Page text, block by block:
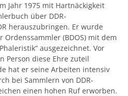
Jahr 1975 mit Hartnäckigkeit
über DDR-
herauszubringen. Er wurde
(BDOS) mit dem
ausgezeichnet. Vor
Person diese Ehre zuteil
hat er seine Arbeiten intensiv
bei Sammlern von DDR-
einen hohen Ruf erworben.